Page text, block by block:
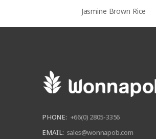
Jasmine Brown Rice
PHONE: +66(0) 2805-3356
EMAIL: sales@wonnapob.com